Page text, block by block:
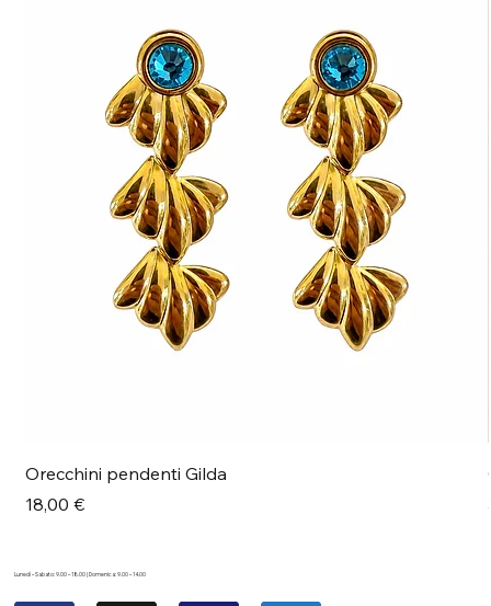
Orecchini pendenti Gilda
Prezzo
18,00 €
Lunedì – Sabato: 9.00 – 18.00 | Domenica: 9.00 – 14.00